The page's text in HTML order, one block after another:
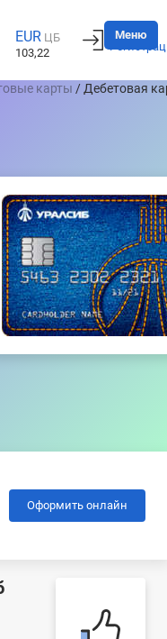
EUR ЦБ
103,22
Вход
Меню
карты / Дебетовая
Оформить онлайн